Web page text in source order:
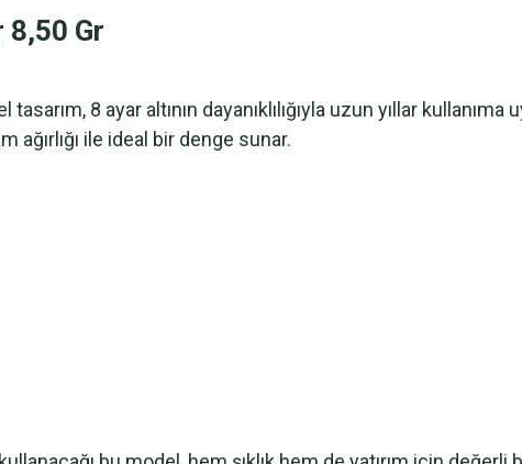
8,50 Gr
8 ayar altının dayanıklılığıyla uzun yıllar kullanıma
ağırlığı ile ideal bir denge sunar.